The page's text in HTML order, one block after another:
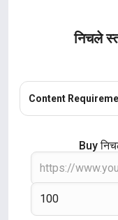
निचले
Content
Buy